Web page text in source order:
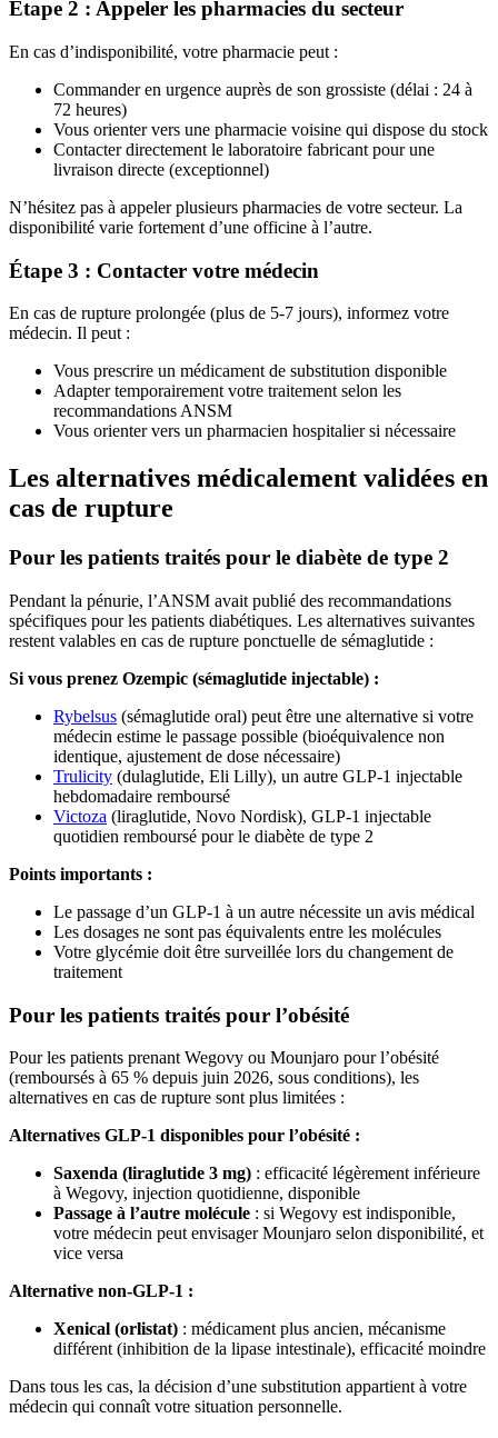
Étape 2 : Appeler les pharmacies du secteur
En cas d’indisponibilité, votre pharmacie peut :
Commander en urgence auprès de son grossiste (délai : 24 à
72 heures)
Vous orienter vers une pharmacie voisine qui dispose du stock
Contacter directement le laboratoire fabricant pour une
livraison directe (exceptionnel)
N’hésitez pas à appeler plusieurs pharmacies de votre secteur. La
disponibilité varie fortement d’une officine à l’autre.
Étape 3 : Contacter votre médecin
En cas de rupture prolongée (plus de 5-7 jours), informez votre
médecin. Il peut :
Vous prescrire un médicament de substitution disponible
Adapter temporairement votre traitement selon les
recommandations ANSM
Vous orienter vers un pharmacien hospitalier si nécessaire
Les alternatives médicalement validées en
cas de rupture
Pour les patients traités pour le diabète de type 2
Pendant la pénurie, l’ANSM avait publié des recommandations
spécifiques pour les patients diabétiques. Les alternatives suivantes
restent valables en cas de rupture ponctuelle de sémaglutide :
Si vous prenez Ozempic (sémaglutide injectable) :
Rybelsus (sémaglutide oral) peut être une alternative si votre
médecin estime le passage possible (bioéquivalence non
identique, ajustement de dose nécessaire)
Trulicity (dulaglutide, Eli Lilly), un autre GLP-1 injectable
hebdomadaire remboursé
Victoza (liraglutide, Novo Nordisk), GLP-1 injectable
quotidien remboursé pour le diabète de type 2
Points importants :
Le passage d’un GLP-1 à un autre nécessite un avis médical
Les dosages ne sont pas équivalents entre les molécules
Votre glycémie doit être surveillée lors du changement de
traitement
Pour les patients traités pour l’obésité
Pour les patients prenant Wegovy ou Mounjaro pour l’obésité
(remboursés à 65 % depuis juin 2026, sous conditions), les
alternatives en cas de rupture sont plus limitées :
Alternatives GLP-1 disponibles pour l’obésité :
Saxenda (liraglutide 3 mg) : efficacité légèrement inférieure
à Wegovy, injection quotidienne, disponible
Passage à l’autre molécule : si Wegovy est indisponible,
votre médecin peut envisager Mounjaro selon disponibilité, et
vice versa
Alternative non-GLP-1 :
Xenical (orlistat) : médicament plus ancien, mécanisme
différent (inhibition de la lipase intestinale), efficacité moindre
Dans tous les cas, la décision d’une substitution appartient à votre
médecin qui connaît votre situation personnelle.